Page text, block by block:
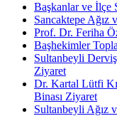
Başkanlar ve İlçe
Sancaktepe Ağız
Prof. Dr. Feriha
Başhekimler
Sultanbeyli
Ziyaret
Dr. Kartal Lütfi
Binası Ziyaret
Sultanbeyli Ağız